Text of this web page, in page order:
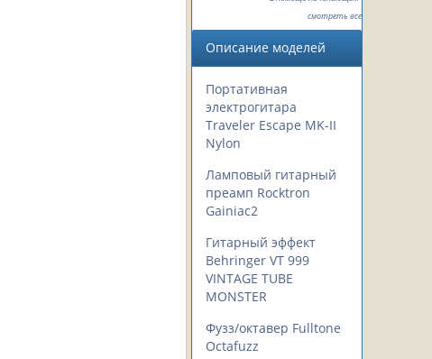
смотреть все
Описание моделей
Портативная
электрогитара
Traveler Escape MK-II
Nylon
Ламповый гитарный
преамп Rocktron
Gainiac2
Гитарный эффект
Behringer VT 999
VINTAGE TUBE
MONSTER
Фузз/октавер Fulltone
Octafuzz